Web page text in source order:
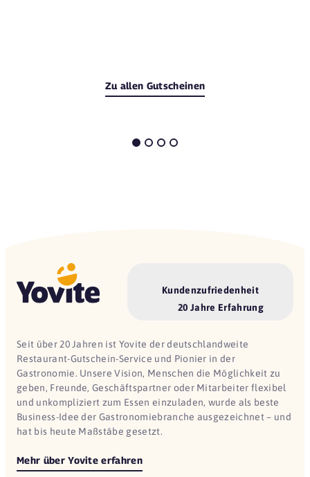
Zu allen Gutscheinen
Kundenzufriedenheit
20 Jahre Erfahrung
Seit über 20 Jahren ist Yovite der deutschlandweite
Restaurant-Gutschein-Service und Pionier in der
Gastronomie. Unsere Vision, Menschen die Möglichkeit zu
geben, Freunde, Geschäftspartner oder Mitarbeiter flexibel
und unkompliziert zum Essen einzuladen, wurde als beste
Business-Idee der Gastronomiebranche ausgezeichnet – und
hat bis heute Maßstäbe gesetzt.
Mehr über Yovite erfahren